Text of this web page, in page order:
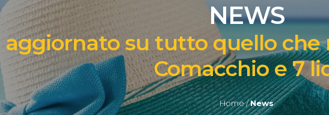
NEWS
aggiornato su tutto quello
Comacchio e 7
Home /News